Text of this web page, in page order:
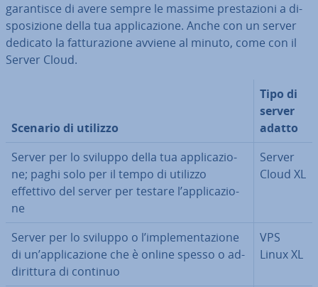
ga­ran­ti­sce di avere sempre le massime pre­sta­zio­ni a di­
spo­si­zio­ne della tua ap­pli­ca­zio­ne. Anche con un server
dedicato la fat­tu­ra­zio­ne avviene al minuto, come con il
Server Cloud.
Scenario di utilizzo
Tipo di
server
adatto
Server per lo sviluppo della tua ap­pli­ca­zio­
ne; paghi solo per il tempo di utilizzo
effettivo del server per testare l’ap­pli­ca­zio­
ne
Server
Cloud XL
Server per lo sviluppo o l’im­ple­men­ta­zio­ne
di un’ap­pli­ca­zio­ne che è online spesso o ad­
di­rit­tu­ra di continuo
VPS
Linux XL